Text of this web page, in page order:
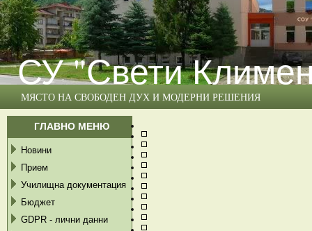
СУ "Свети
МЯСТО НА СВОБОДЕН ДУХ И МОДЕРНИ РЕШЕНИЯ
ГЛАВНО МЕНЮ
Новини
Прием
Училищна документация
Бюджет
GDPR - лични данни